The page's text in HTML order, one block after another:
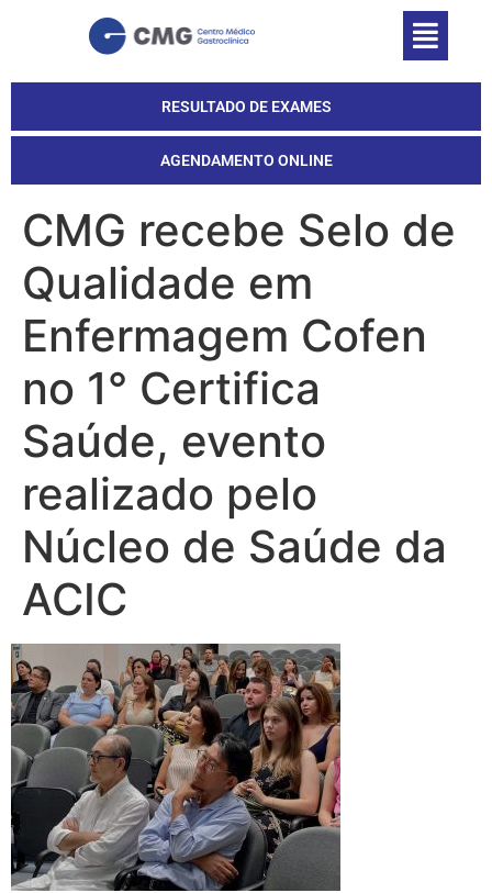
RESULTADO DE EXAMES
AGENDAMENTO ONLINE
CMG recebe Selo de
Qualidade em
Enfermagem Cofen
no 1° Certifica
Saúde, evento
realizado pelo
Núcleo de Saúde da
ACIC